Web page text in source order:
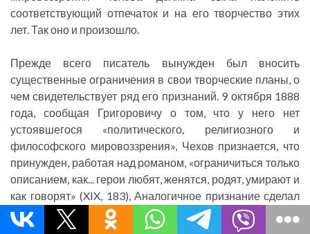
соответствующий отпечаток и на его творчество этих
лет. Так оно и произошло.
Прежде всего писатель вынужден был вносить
существенные ограничения в свои творческие планы, о
чем свидетельствует ряд его признаний. 9 октября 1888
года, сообщая Григоровичу о том, что у него нет
устоявшегося «политического, религиозного и
философского мировоззрения», Чехов признается, что
принужден, работая над романом, «ограничиться только
описанием, как... герои любят, женятся, родят, умирают и
как говорят» (XIX, 183), Аналогичное признание сделал
Чехов в письме к Суворину 7 января 1889 года, подводя
итоги длительной работы над «Ивановым». Чехов